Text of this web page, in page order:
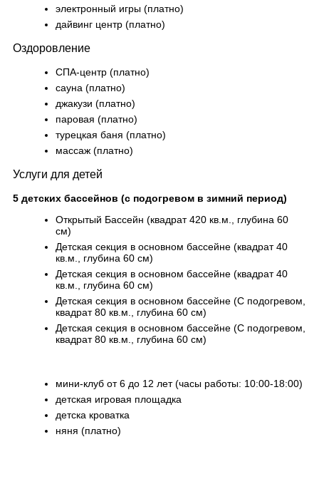
электронный игры (платно)
дайвинг центр (платно)
Оздоровление
СПА-центр (платно)
сауна (платно)
джакузи (платно)
паровая (платно)
турецкая баня (платно)
массаж (платно)
Услуги для детей
5 детских бассейнов (с подогревом в зимний период)
Открытый Бассейн (квадрат 420 кв.м., глубина 60
см)
Детская секция в основном бассейне (квадрат 40
кв.м., глубина 60 см)
Детская секция в основном бассейне (квадрат 40
кв.м., глубина 60 см)
Детская секция в основном бассейне (С подогревом,
квадрат 80 кв.м., глубина 60 см)
Детская секция в основном бассейне (С подогревом,
квадрат 80 кв.м., глубина 60 см)
мини-клуб от 6 до 12 лет (часы работы: 10:00-18:00)
детская игровая площадка
детска кроватка
няня (платно)